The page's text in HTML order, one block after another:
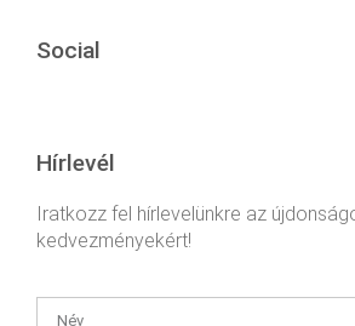
Social
Hírlevél
Iratkozz fel hírlevelünkre az
kedvezményekért!